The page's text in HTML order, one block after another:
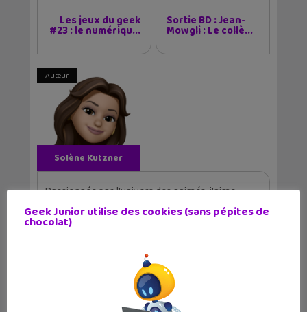
Les jeux du geek
#23 : le numériqu...
Sortie BD : Jean-
Mowgli : Le collè...
Auteur
Solène Kutzner
Passionnée par l'univers des animés, j'aime
apprendre et faire découvrir !
Geek Junior utilise des cookies (sans pépites de
chocolat)